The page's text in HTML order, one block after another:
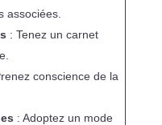
associées.
: Tenez un carnet
conscience de la
: Adoptez un mode